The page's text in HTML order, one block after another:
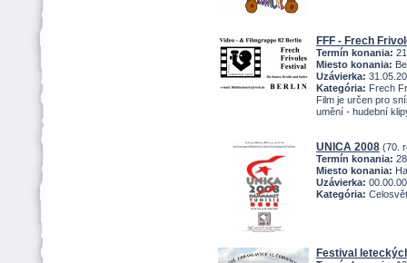
FFF - Frech
Termín konania:
Miesto konania:
Uzávierka:
Kategória: Frech
Film je určen pro
umění - hudební
UNICA 2008 (70.
Termín konania:
Miesto konania:
Uzávierka:
Kategória:
Festival